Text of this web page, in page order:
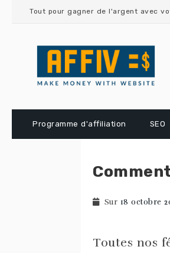
Tout pour gagner de l'argent avec
Programme d'affiliation SEO
Sur 18 octobre
Toutes nos